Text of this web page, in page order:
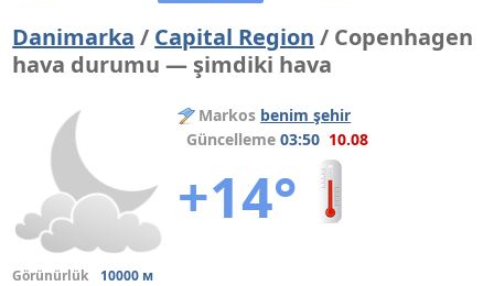
Danimarka / Capital Region / Copenhagen
hava durumu — şimdiki hava
Markos benim şehir
Güncelleme03:50 10.08
+14°
Görünürlük
10000 м